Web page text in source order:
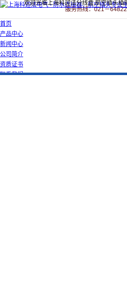
欢迎光临上海科迎法分线盒,航空插头
服务热线：021－
首页
产品中心
新闻中心
公司简介
资质证书
联系我们